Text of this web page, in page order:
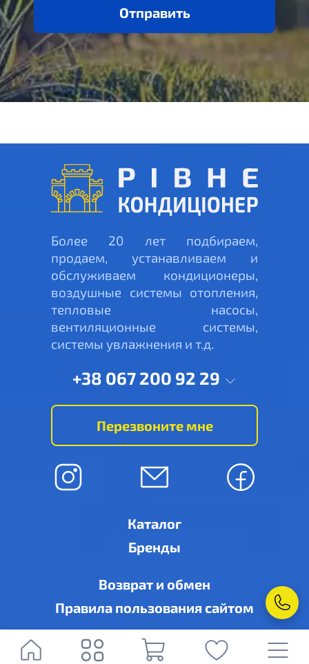
Отправить
Более 20 лет подбираем,
продаем, устанавливаем и
обслуживаем кондиционеры,
воздушные системы отопления,
тепловые насосы,
вентиляционные системы,
системы увлажнения и т.д.
+38 067 200 92 29
Перезвоните мне
Каталог
Бренды
Возврат и обмен
Правила пользования сайтом
© Ровно-кондиционер, г. Ровно, ул. Дубенская, 6-А